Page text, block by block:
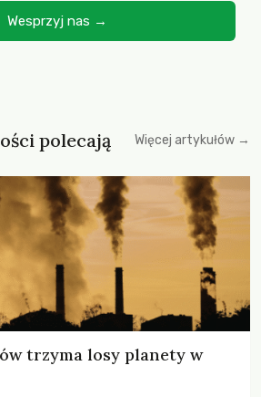
Wesprzyj nas →
polecają Więcej artykułów →
trzyma losy planety w